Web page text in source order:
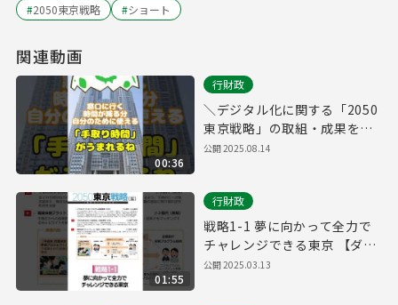
#2050東京戦略 #ショート
関連動画
00:36
行財政
＼デジタル化に関する「2050
東京戦略」の取組・成果をご
紹介！／
公開2025.08.14
01:55
行財政
戦略1-1 夢に向かって全力で
チャレンジできる東京 【ダイ
バーシティ】
公開2025.03.13